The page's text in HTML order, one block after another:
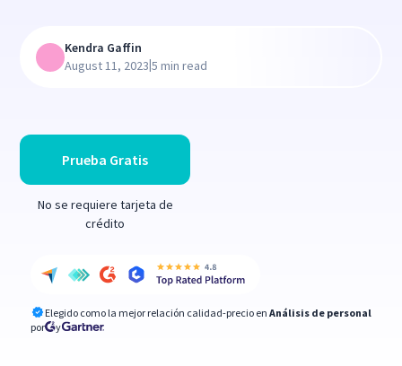
Prueba Gratis
No se requiere tarjeta de
crédito
Elegido como la mejor relación calidad-precio en Análisis de personal
por
y
Kendra Gaffin
August 11, 2023|5 min read